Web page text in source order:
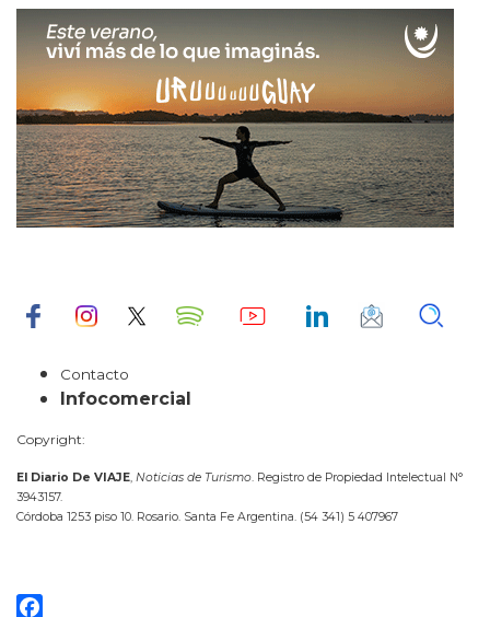
Contacto
Infocomercial
Copyright:
El Diario De VIAJE, Noticias de Turismo. Registro de Propiedad Intelectual N°
3943157.
Córdoba 1253 piso 10. Rosario. Santa Fe Argentina. (54 341) 5 407967